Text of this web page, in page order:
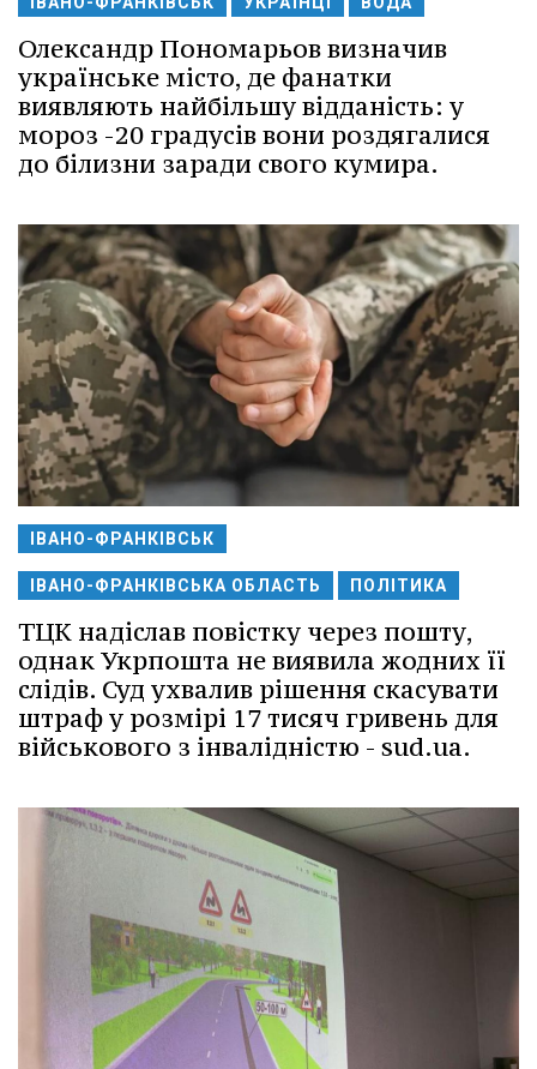
Олександр Пономарьов визначив
українське місто, де фанатки
виявляють найбільшу відданість: у
мороз -20 градусів вони роздягалися
до білизни заради свого кумира.
ІВАНО-ФРАНКІВСЬК
ІВАНО-ФРАНКІВСЬКА ОБЛАСТЬ ПОЛІТИКА
ТЦК надіслав повістку через пошту,
однак Укрпошта не виявила жодних її
слідів. Суд ухвалив рішення скасувати
штраф у розмірі 17 тисяч гривень для
військового з інвалідністю - sud.ua.